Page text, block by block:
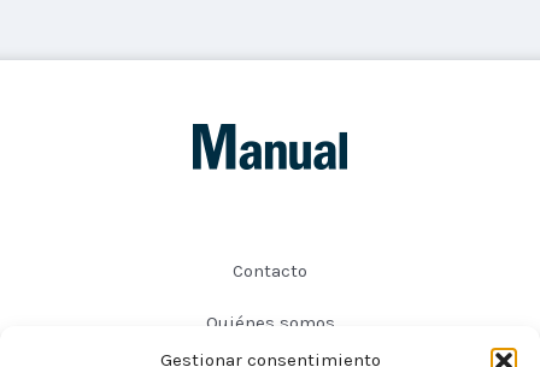
Gestionar consentimiento
Contacto
Quiénes somos